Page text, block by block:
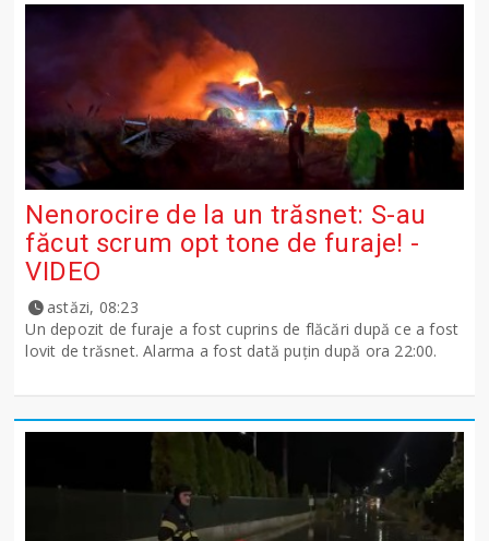
Nenorocire de la un trăsnet: S-au
făcut scrum opt tone de furaje! -
VIDEO
astăzi, 08:23
Un depozit de furaje a fost cuprins de flăcări după ce a fost
lovit de trăsnet. Alarma a fost dată puțin după ora 22:00.